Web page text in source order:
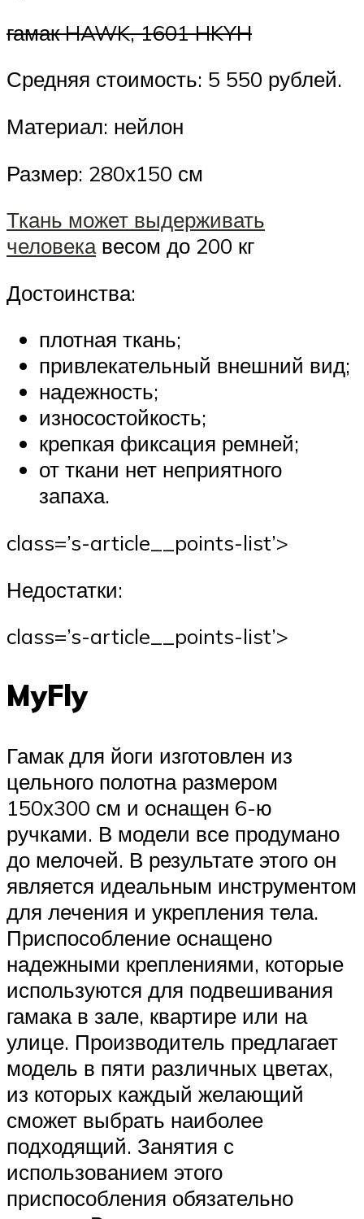
гамак HAWK, 1601 HKYH
Средняя стоимость: 5 550 рублей.
Материал: нейлон
Размер: 280х150 см
Ткань может выдерживать
человекавесом до 200 кг
Достоинства:
плотная ткань;
привлекательный внешний вид;
надежность;
износостойкость;
крепкая фиксация ремней;
от ткани нет неприятного
запаха.
class=’s-article__points-list’>
Недостатки:
class=’s-article__points-list’>
MyFly
Гамак для йоги изготовлен из
цельного полотна размером
150х300 см и оснащен 6-ю
ручками. В модели все продумано
до мелочей. В результате этого он
является идеальным инструментом
для лечения и укрепления тела.
Приспособление оснащено
надежными креплениями, которые
используются для подвешивания
гамака в зале, квартире или на
улице. Производитель предлагает
модель в пяти различных цветах,
из которых каждый желающий
сможет выбрать наиболее
подходящий. Занятия с
использованием этого
приспособления обязательно